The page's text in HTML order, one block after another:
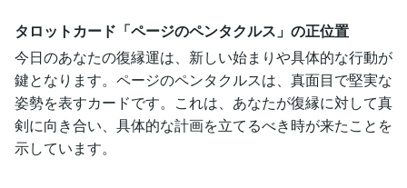
タロットカード「ページのペンタクルス」の正位置
今日のあなたの復縁運は、新しい始まりや具体的な行動が
鍵となります。ページのペンタクルスは、真面目で堅実な
姿勢を表すカードです。これは、あなたが復縁に対して真
剣に向き合い、具体的な計画を立てるべき時が来たことを
示しています。